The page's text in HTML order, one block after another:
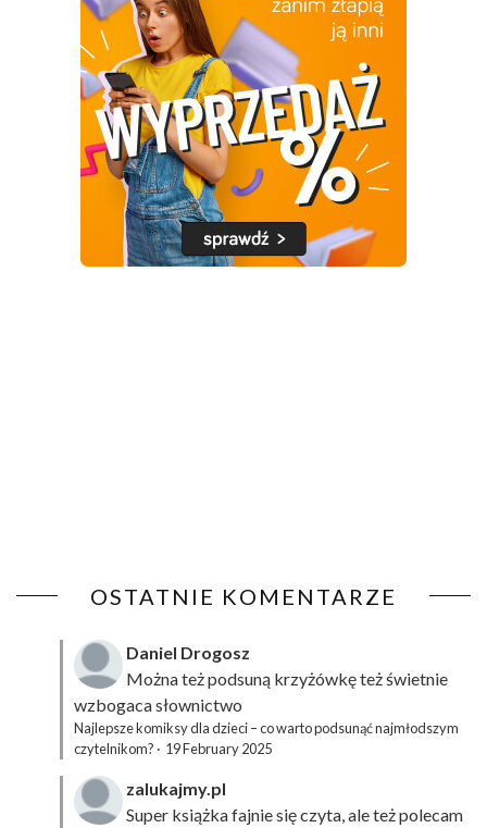
OSTATNIE KOMENTARZE
Daniel Drogosz
Można też podsuną krzyżówkęteż świetnie
wzbogaca słownictwo
Najlepsze komiksy dla dzieci – co warto podsunąć najmłodszym
czytelnikom? · 19 February 2025
zalukajmy.pl
Super książka fajnie się czyta, ale też polecam